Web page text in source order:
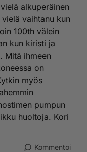
alkuperäinen
vaihtanu kun
100th välein
kun kiristi ja
Mitä ihmeen
on
myös
pumpun
huoltoja. Kori
Kommentoi